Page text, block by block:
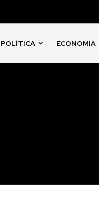
POLÍTICA ECONOMIA